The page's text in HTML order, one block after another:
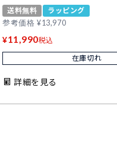
送料無料
ラッピング
参考価格 ¥13,970
¥11,990税込
在庫切れ
詳細を見る